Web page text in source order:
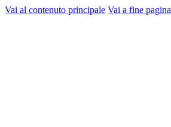
Vai al contenuto principale Vai a fine pagina